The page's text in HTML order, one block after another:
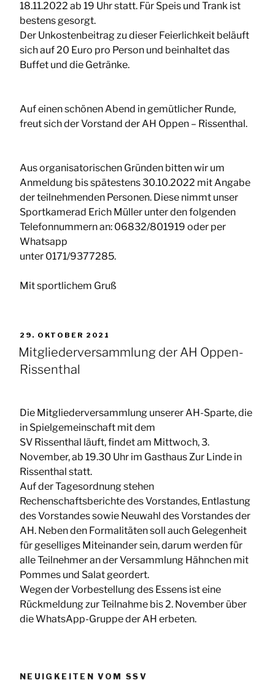
18.11.2022 ab 19 Uhr statt. Für Speis und Trank ist
bestens gesorgt.
Der Unkostenbeitrag zu dieser Feierlichkeit beläuft
sich auf 20 Euro pro Person und beinhaltet das
Buffet und die Getränke.
Auf einen schönen Abend in gemütlicher Runde,
freut sich der Vorstand der AH Oppen – Rissenthal.
Aus organisatorischen Gründen bitten wir um
Anmeldung bis spätestens 30.10.2022 mit Angabe
der teilnehmenden Personen. Diese nimmt unser
Sportkamerad Erich Müller unter den folgenden
Telefonnummern an: 06832/801919 oder per
Whatsapp
unter 0171/9377285.
Mit sportlichem Gruß
VERÖFFENTLICHT
AM
29. OKTOBER 2021
Mitgliederversammlung der AH Oppen-
Rissenthal
Die Mitgliederversammlung unserer AH-Sparte, die
in Spielgemeinschaft mit dem
SV Rissenthal läuft, findet am Mittwoch, 3.
November, ab 19.30 Uhr im Gasthaus Zur Linde in
Rissenthal statt.
Auf der Tagesordnung stehen
Rechenschaftsberichte des Vorstandes, Entlastung
des Vorstandes sowie Neuwahl des Vorstandes der
AH. Neben den Formalitäten soll auch Gelegenheit
für geselliges Miteinander sein, darum werden für
alle Teilnehmer an der Versammlung Hähnchen mit
Pommes und Salat geordert.
Wegen der Vorbestellung des Essens ist eine
Rückmeldung zur Teilnahme bis 2. November über
die WhatsApp-Gruppe der AH erbeten.
NEUIGKEITEN VOM SSV